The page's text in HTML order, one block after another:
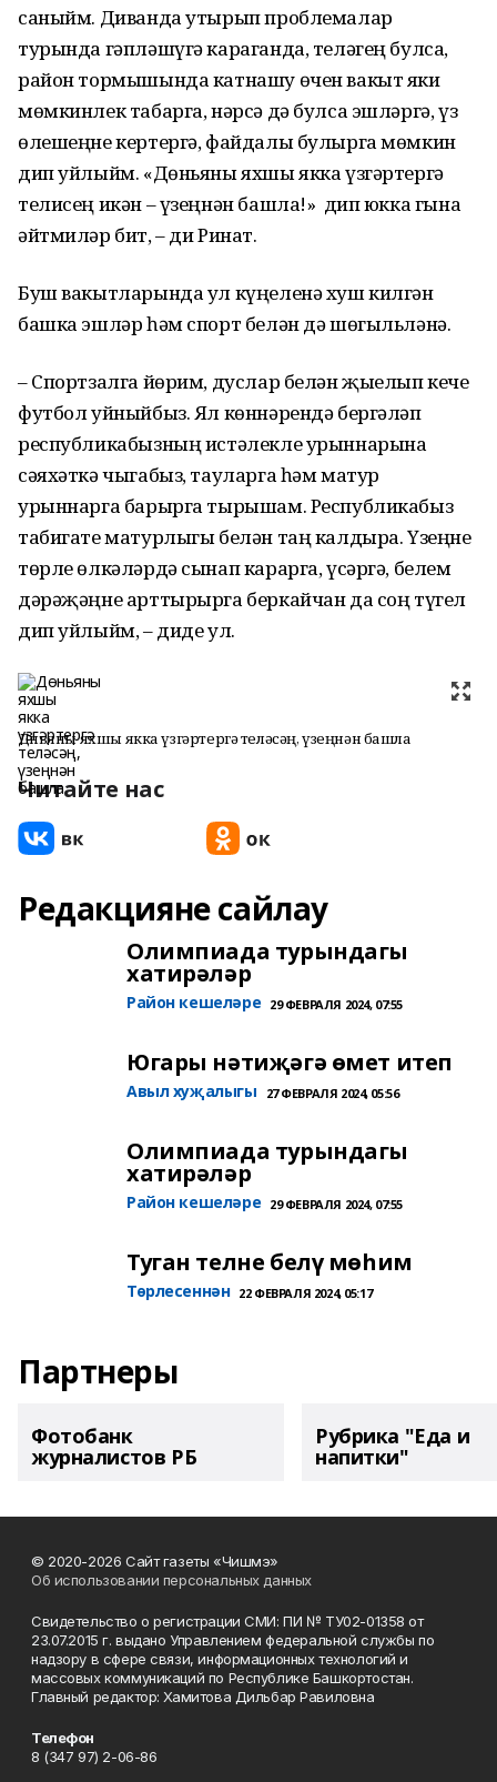
саныйм. Диванда утырып проблемалар
турында гәпләшүгә караганда, теләгең булса,
район тормышында катнашу өчен вакыт яки
мөмкинлек табарга, нәрсә дә булса эшләргә, үз
өлешеңне кертергә, файдалы булырга мөмкин
дип уйлыйм. «Дөньяны яхшы якка үзгәртергә
телисең икән – үзеңнән башла!» дип юкка гына
әйтмиләр бит, – ди Ринат.
Буш вакытларында ул күңеленә хуш килгән
башка эшләр һәм спорт белән дә шөгыльләнә.
– Спортзалга йөрим, дуслар белән җыелып кече
футбол уйныйбыз. Ял көннәрендә бергәләп
республикабызның истәлекле урыннарына
сәяхәткә чыгабыз, тауларга һәм матур
урыннарга барырга тырышам. Республикабыз
табигате матурлыгы белән таң калдыра. Үзеңне
төрле өлкәләрдә сынап карарга, үсәргә, белем
дәрәҗәңне арттырырга беркайчан да соң түгел
дип уйлыйм, – диде ул.
Дөньяны яхшы якка үзгәртергә теләсәң, үзеңнән башла
Читайте нас
Редакцияне сайлау
Олимпиада турындагы
хатирәләр
Район кешеләре 29 ФЕВРАЛЯ 2024, 07:55
Югары нәтиҗәгә өмет итеп
Авыл хуҗалыгы 27 ФЕВРАЛЯ 2024, 05:56
Олимпиада турындагы
хатирәләр
Район кешеләре 29 ФЕВРАЛЯ 2024, 07:55
Туган телне белү мөһим
Төрлесеннән 22 ФЕВРАЛЯ 2024, 05:17
Партнеры
Фотобанк
журналистов РБ
Рубрика "Еда и
напитки"
© 2020-2026 Сайт газеты «Чишмэ»
Об использовании персональных данных
Свидетельство о регистрации СМИ: ПИ № ТУ02-01358 от
23.07.2015 г. выдано Управлением федеральной службы по
надзору в сфере связи, информационных технологий и
массовых коммуникаций по Республике Башкортостан.
Главный редактор: Хамитова Дильбар Равиловна
Телефон
8 (347 97) 2-06-86